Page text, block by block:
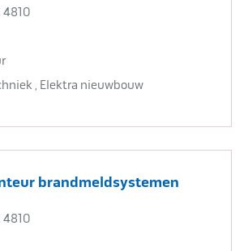
4810
, Elektra nieuwbouw
brandmeldsystemen
4810